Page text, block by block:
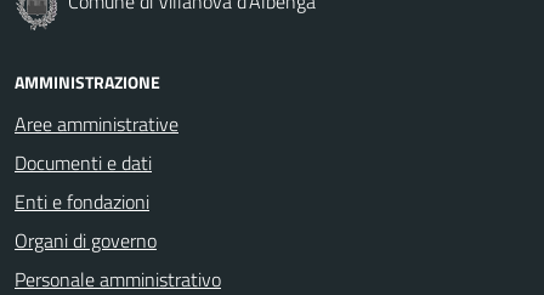
AMMINISTRAZIONE
Aree amministrative
Documenti e dati
Enti e fondazioni
Organi di governo
Personale amministrativo